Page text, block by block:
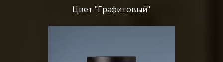
Цвет "Графитовый"